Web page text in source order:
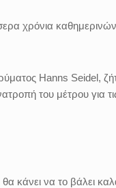
χρόνια καθημερινών
Hanns Seidel,
του μέτρου για
να το βάλει καλά